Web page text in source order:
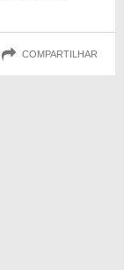
COMPARTILHAR